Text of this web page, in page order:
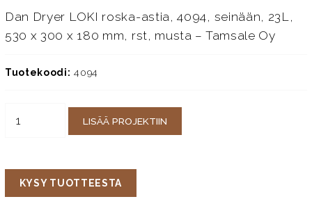
Dan Dryer LOKI roska-astia, 4094, seinään, 23L,
530 x 300 x 180 mm, rst, musta – Tamsale Oy
Tuotekoodi: 4094
LISÄÄ PROJEKTIIN
KYSY TUOTTEESTA